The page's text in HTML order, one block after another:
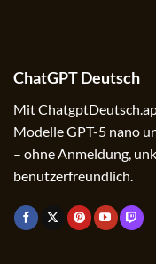
ChatGPT Deutsch
Mit
Modelle GPT-5 nano
– ohne Anmeldung,
benutzerfreundlich.